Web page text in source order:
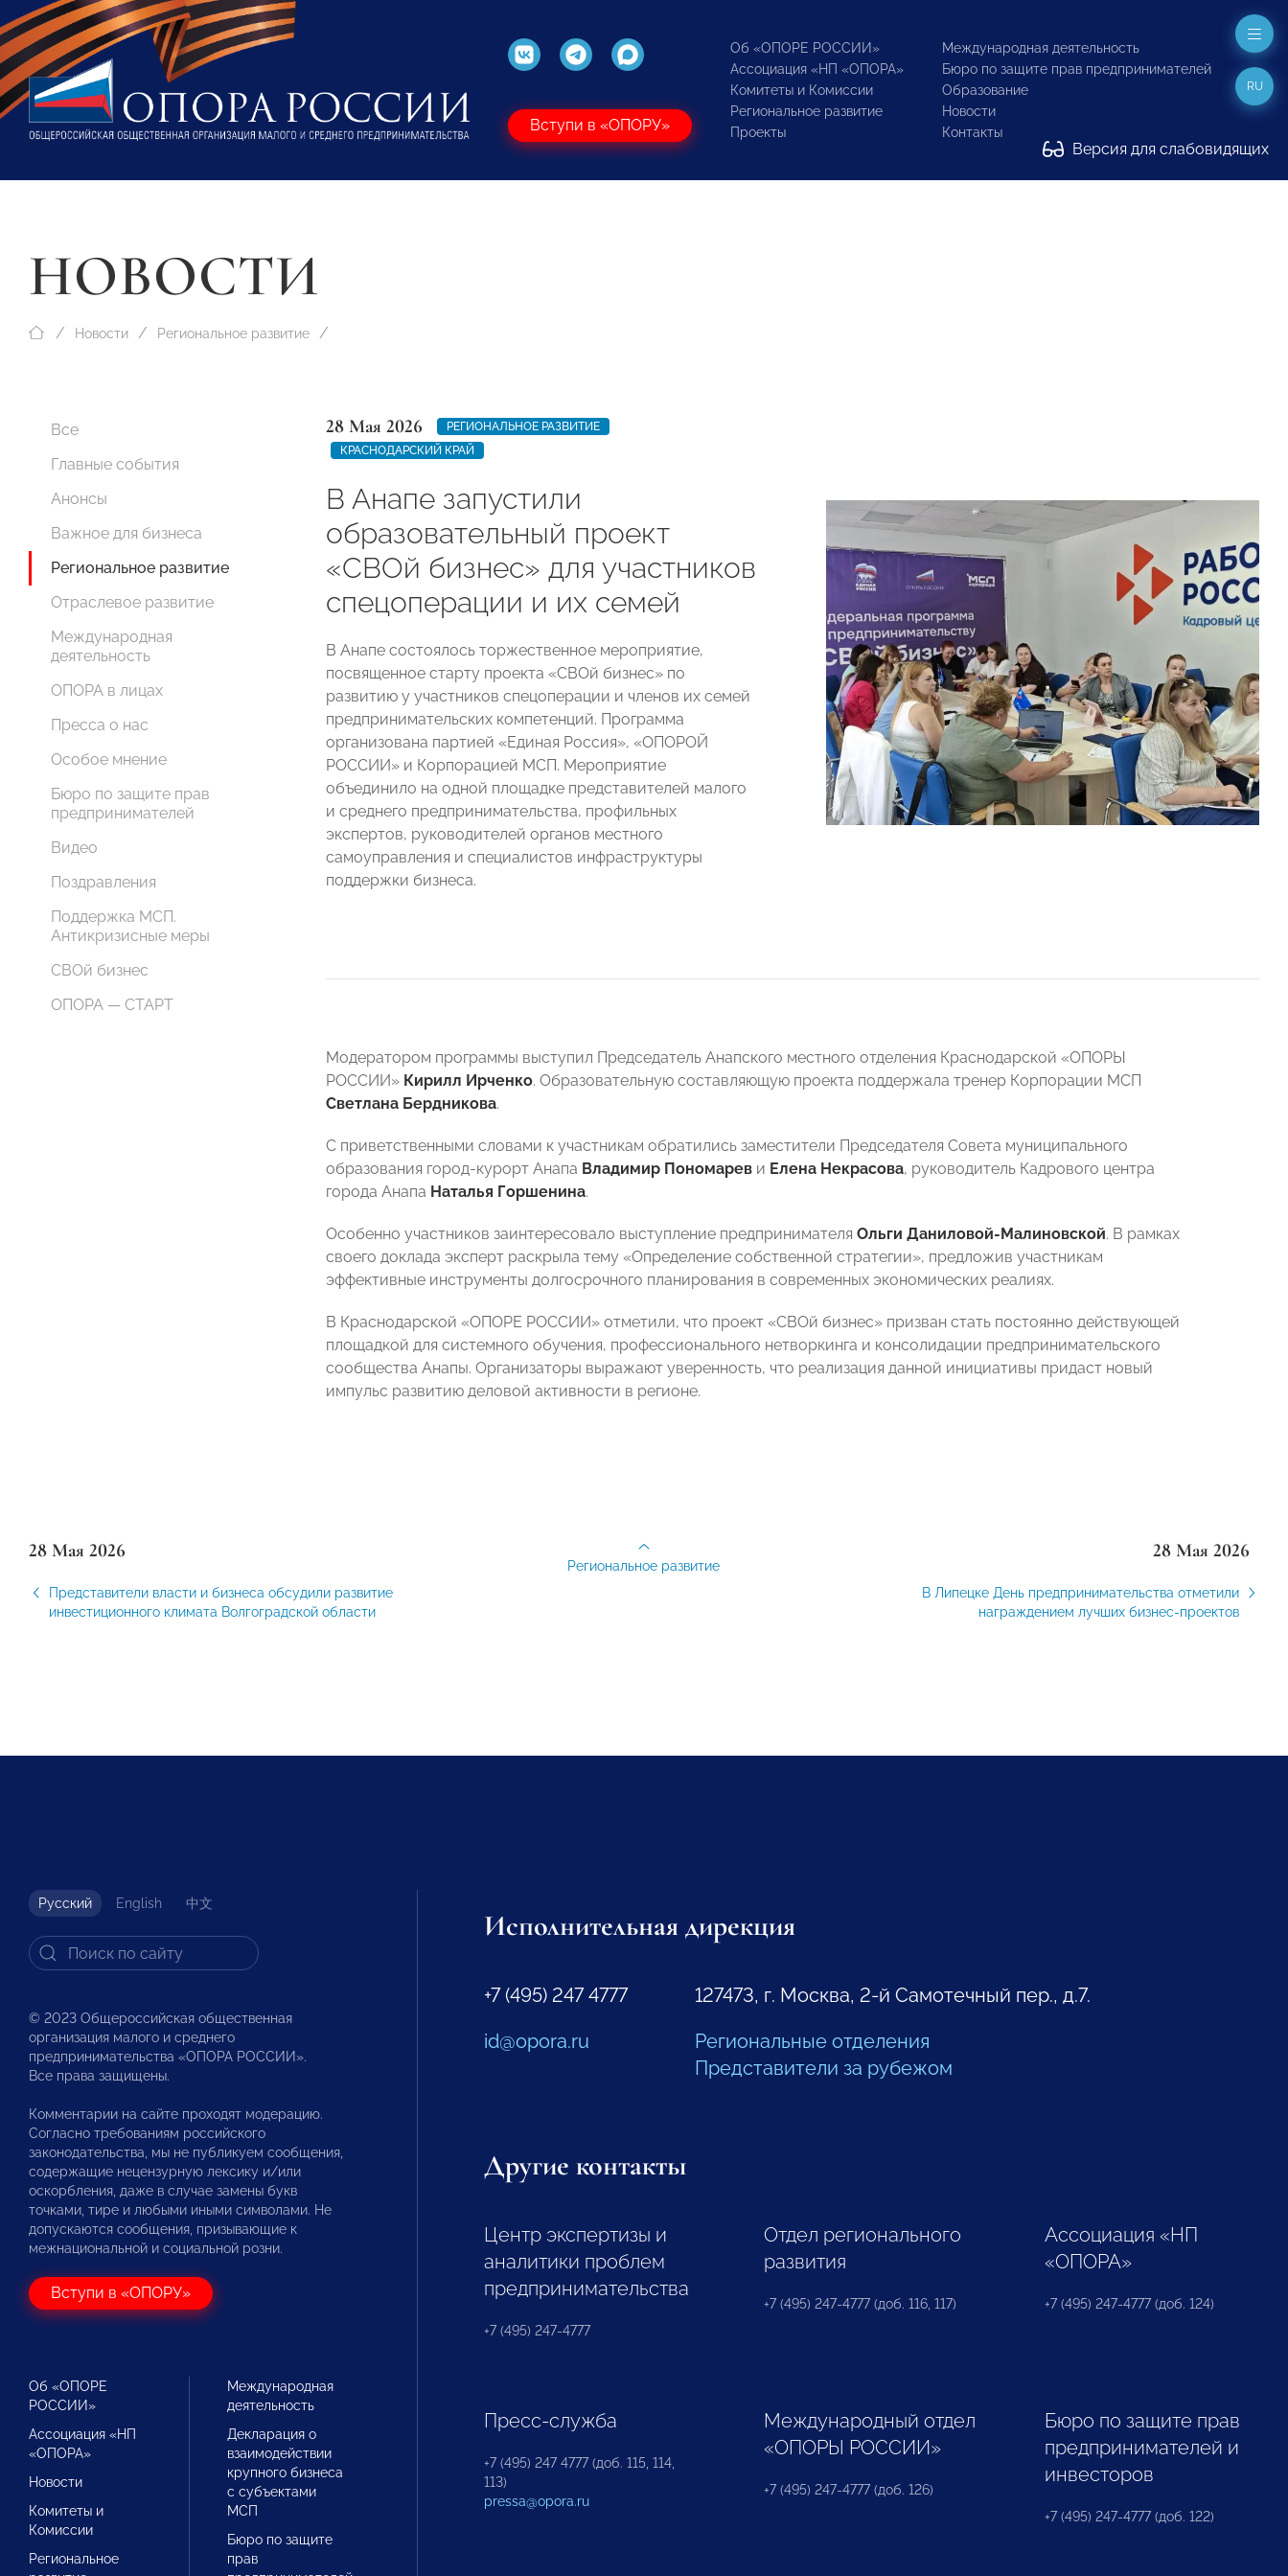
Вступи в «ОПОРУ»
Об «ОПОРЕ РОССИИ»
Ассоциация «НП «ОПОРА»
Комитеты и Комиссии
Региональное развитие
Проекты
Международная деятельность
Бюро по защите прав предпринимателей
Образование
Новости
Контакты
Версия для слабовидящих
RU
НОВОСТИ
Новости Региональное развитие
Все
Главные события
Анонсы
Важное для бизнеса
Региональное развитие
Отраслевое развитие
Международная
деятельность
ОПОРА в лицах
Пресса о нас
Особое мнение
Бюро по защите прав
предпринимателей
Видео
Поздравления
Поддержка МСП.
Антикризисные меры
СВОй бизнес
ОПОРА — СТАРТ
28 Мая 2026
РЕГИОНАЛЬНОЕ РАЗВИТИЕ
КРАСНОДАРСКИЙ КРАЙ
В Анапе запустили
образовательный проект
«СВОй бизнес» для участников
спецоперации и их семей
В Анапе состоялось торжественное мероприятие,
посвященное старту проекта «СВОй бизнес» по
развитию у участников спецоперации и членов их семей
предпринимательских компетенций. Программа
организована партией «Единая Россия», «ОПОРОЙ
РОССИИ» и Корпорацией МСП. Мероприятие
объединило на одной площадке представителей малого
и среднего предпринимательства, профильных
экспертов, руководителей органов местного
самоуправления и специалистов инфраструктуры
поддержки бизнеса.
Модератором программы выступил Председатель Анапского местного отделения Краснодарской «ОПОРЫ
РОССИИ» Кирилл Ирченко. Образовательную составляющую проекта поддержала тренер Корпорации МСП
Светлана Бердникова.
С приветственными словами к участникам обратились заместители Председателя Совета муниципального
образования город-курорт Анапа Владимир Пономарев и Елена Некрасова, руководитель Кадрового центра
города Анапа Наталья Горшенина.
Особенно участников заинтересовало выступление предпринимателя Ольги Даниловой-Малиновской. В рамках
своего доклада эксперт раскрыла тему «Определение собственной стратегии», предложив участникам
эффективные инструменты долгосрочного планирования в современных экономических реалиях.
В Краснодарской «ОПОРЕ РОССИИ» отметили, что проект «СВОй бизнес» призван стать постоянно действующей
площадкой для системного обучения, профессионального нетворкинга и консолидации предпринимательского
сообщества Анапы. Организаторы выражают уверенность, что реализация данной инициативы придаст новый
импульс развитию деловой активности в регионе.
28 Мая 2026
Представители власти и бизнеса обсудили развитие
инвестиционного климата Волгоградской области
28 Мая 2026
В Липецке День предпринимательства отметили
награждением лучших бизнес-проектов
Региональное развитие
Русский English 中文
© 2023 Общероссийская общественная
организация малого и среднего
предпринимательства «ОПОРА РОССИИ».
Все права защищены.
Комментарии на сайте проходят модерацию.
Согласно требованиям российского
законодательства, мы не публикуем сообщения,
содержащие нецензурную лексику и/или
оскорбления, даже в случае замены букв
точками, тире и любыми иными символами. Не
допускаются сообщения, призывающие к
межнациональной и социальной розни.
Вступи в «ОПОРУ»
Об «ОПОРЕ
РОССИИ»
Ассоциация «НП
«ОПОРА»
Новости
Комитеты и
Комиссии
Региональное
Международная
деятельность
Декларация о
взаимодействии
крупного бизнеса
с субъектами
МСП
Бюро по защите
прав
Исполнительная дирекция
+7 (495) 247 4777
id@opora.ru
127473, г. Москва, 2-й Самотечный пер., д.7.
Региональные отделения
Представители за рубежом
Другие контакты
Центр экспертизы и
аналитики проблем
предпринимательства
+7 (495) 247-4777
Отдел регионального
развития
+7 (495) 247-4777 (доб. 116, 117)
Ассоциация «НП
«ОПОРА»
+7 (495) 247-4777 (доб. 124)
Пресс-служба
+7 (495) 247 4777 (доб. 115, 114,
113)
pressa@opora.ru
Международный отдел
«ОПОРЫ РОССИИ»
+7 (495) 247-4777 (доб. 126)
Бюро по защите прав
предпринимателей и
инвесторов
+7 (495) 247-4777 (доб. 122)